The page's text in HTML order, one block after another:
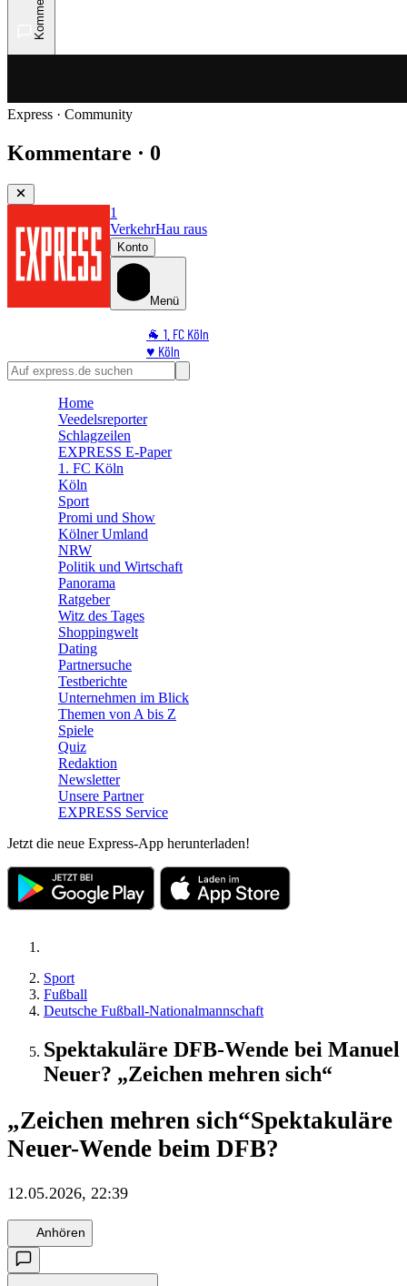
Express · Community
Kommentare · 0
1
VerkehrHau raus
Konto
Menü
🐐 1. FC Köln
♥️ Köln
⭐ Promi
🛒 Shoppingwelt
Home
Veedelsreporter
Schlagzeilen
EXPRESS E-Paper
1. FC Köln
Köln
Sport
Promi und Show
Kölner Umland
NRW
Politik und Wirtschaft
Panorama
Ratgeber
Witz des Tages
Shoppingwelt
Dating
Partnersuche
Testberichte
Unternehmen im Blick
Themen von A bis Z
Spiele
Quiz
Redaktion
Newsletter
Unsere Partner
EXPRESS Service
Jetzt die neue Express-App herunterladen!
Sport
Fußball
Deutsche Fußball-Nationalmannschaft
Spektakuläre DFB-Wende bei Manuel
Neuer? „Zeichen mehren sich“
„Zeichen mehren sich“Spektakuläre
Neuer-Wende beim DFB?
12.05.2026, 22:39
Anhören